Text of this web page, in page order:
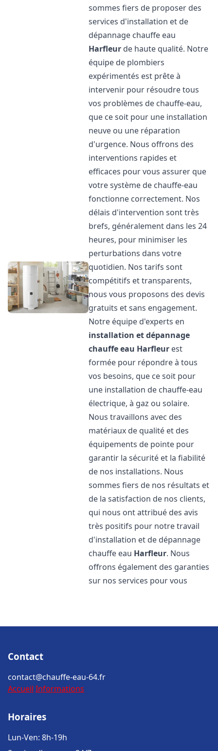
sommes fiers de proposer des
services d'installation et de
dépannage chauffe eau
Harfleur de haute qualité. Notre
équipe de plombiers
expérimentés est prête à
intervenir pour résoudre tous
vos problèmes de chauffe-eau,
que ce soit pour une installation
neuve ou une réparation
d'urgence. Nous offrons des
interventions rapides et
efficaces pour vous assurer que
votre système de chauffe-eau
fonctionne correctement. Nos
délais d'intervention sont très
brefs, généralement dans les 24
heures, pour minimiser les
perturbations dans votre
quotidien. Nos tarifs sont
compétitifs et transparents,
nous vous proposons des devis
gratuits et sans engagement.
Notre équipe d'experts en
installation et dépannage
chauffe eau Harfleur est
formée pour répondre à tous
vos besoins, que ce soit pour
une installation de chauffe-eau
électrique, à gaz ou solaire.
Nous travaillons avec des
matériaux de qualité et des
équipements de pointe pour
garantir la sécurité et la fiabilité
de nos installations. Nous
sommes fiers de nos résultats et
de la satisfaction de nos clients,
qui nous ont attribué des avis
très positifs pour notre travail
d'installation et de dépannage
chauffe eau Harfleur. Nous
offrons également des garanties
sur nos services pour vous
Contact
contact@chauffe-eau-64.fr
Accueil Informations
Horaires
Lun-Ven: 8h-19h